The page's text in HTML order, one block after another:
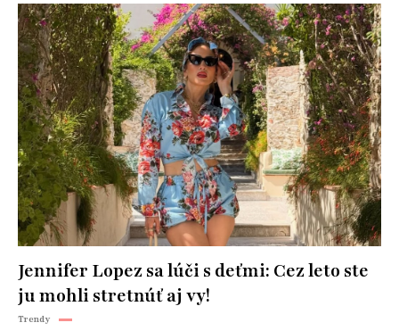
Jennifer Lopez sa lúči s deťmi: Cez leto ste
ju mohli stretnúť aj vy!
Trendy